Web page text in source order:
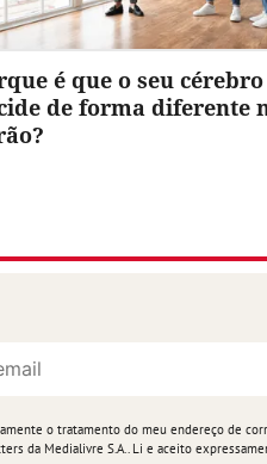
é que o seu cérebro
de forma diferente
o tratamento do meu endereço de
da Medialivre S.A.. Li e aceito